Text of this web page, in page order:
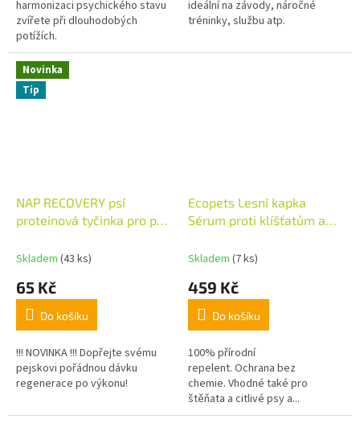
harmonizaci psychického stavu
zvířete při dlouhodobých
potížích.
ideální na závody, náročné
tréninky, službu atp.
Novinka
Tip
NAP RECOVERY psí
proteinová tyčinka pro psy
Skladem (43 ks)
65 Kč
Do košíku
!!! NOVINKA !!! Dopřejte svému
pejskovi pořádnou dávku
regenerace po výkonu!
Ecopets Lesní kapka
Sérum proti klíšťatům a
Skladem (7 ks)
459 Kč
Do košíku
100% přírodní
repelent. Ochrana bez
chemie. Vhodné také pro
štěňata a citlivé psy a...